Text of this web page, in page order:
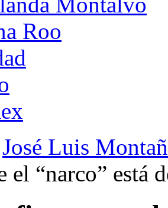
Roo
José Luis
el “narco” está